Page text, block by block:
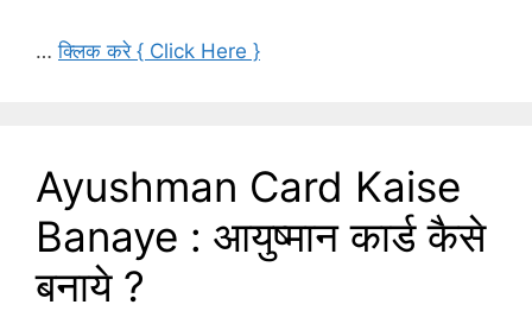
…क्लिक करे { Click Here }
Ayushman Card Kaise
Banaye : आयुष्मान कार्ड कैसे
बनाये ?